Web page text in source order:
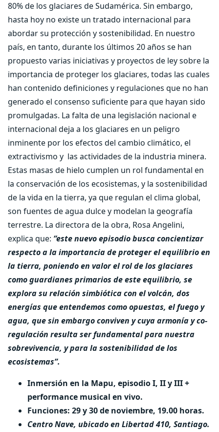
80% de los glaciares de Sudamérica. Sin embargo,
hasta hoy no existe un tratado internacional para
abordar su protección y sostenibilidad. En nuestro
país, en tanto, durante los últimos 20 años se han
propuesto varias iniciativas y proyectos de ley sobre la
importancia de proteger los glaciares, todas las cuales
han contenido definiciones y regulaciones que no han
generado el consenso suficiente para que hayan sido
promulgadas. La falta de una legislación nacional e
internacional deja a los glaciares en un peligro
inminente por los efectos del cambio climático, el
extractivismo y las actividades de la industria minera.
Estas masas de hielo cumplen un rol fundamental en
la conservación de los ecosistemas, y la sostenibilidad
de la vida en la tierra, ya que regulan el clima global,
son fuentes de agua dulce y modelan la geografía
terrestre. La directora de la obra, Rosa Angelini,
explica que: “este nuevo episodio busca concientizar
respecto a la importancia de proteger el equilibrio en
la tierra, poniendo en valor el rol de los glaciares
como guardianes primarios de este equilibrio, se
explora su relación simbiótica con el volcán, dos
energías que entendemos como opuestas, el fuego y
agua, que sin embargo conviven y cuya armonía y co-
regulación resulta ser fundamental para nuestra
sobrevivencia, y para la sostenibilidad de los
ecosistemas”.
Inmersión en la Mapu, episodio I, II y III +
performance musical en vivo.
Funciones: 29 y 30 de noviembre, 19.00 horas.
Centro Nave, ubicado en Libertad 410, Santiago.